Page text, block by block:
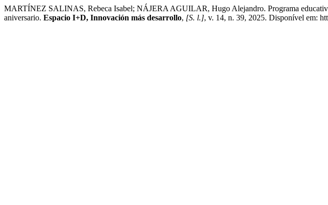
MARTÍNEZ SALINAS, Rebeca Isabel; NÁJERA AGUILAR, Hugo Alejandro. Programa
aniversario. Espacio I+D, Innovación más desarrollo, [S. l.], v. 14, n. 39, 2025. Disponível em: